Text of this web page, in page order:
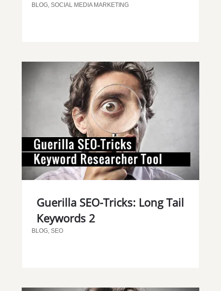
BLOG, SOCIAL MEDIA MARKETING
Guerilla SEO-Tricks: Long Tail
Keywords 2
BLOG, SEO